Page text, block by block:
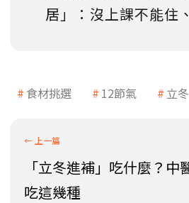
居」：沒上課不能住
食材挑選 12節氣 立冬
「立冬進補」吃什麼？
吃這幾種